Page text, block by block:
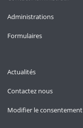
Administrations
Formulaires
Actualités
Contactez nous
Modifier le consentement